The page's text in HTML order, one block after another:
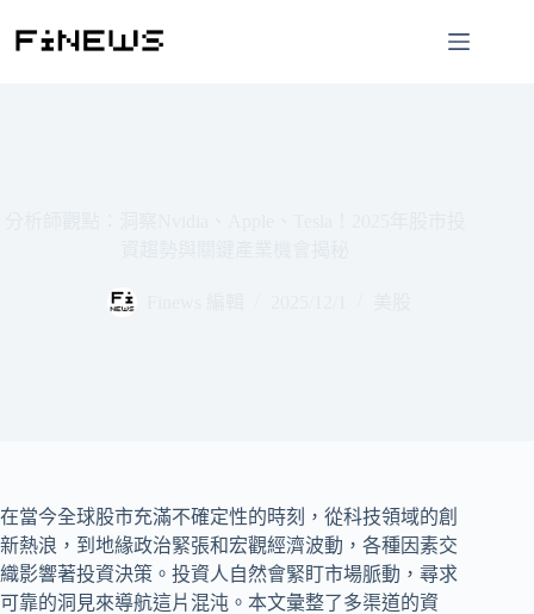
在當今全球股市充滿不確定性的時刻，從科技領域的創
新熱浪，到地緣政治緊張和宏觀經濟波動，各種因素交
織影響著投資決策。投資人自然會緊盯市場脈動，尋求
可靠的洞見來導航這片混沌。本文彙整了多渠道的資